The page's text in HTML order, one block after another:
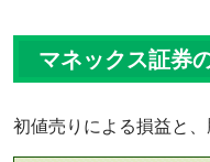
マネックス証券
初値売りによる損益と